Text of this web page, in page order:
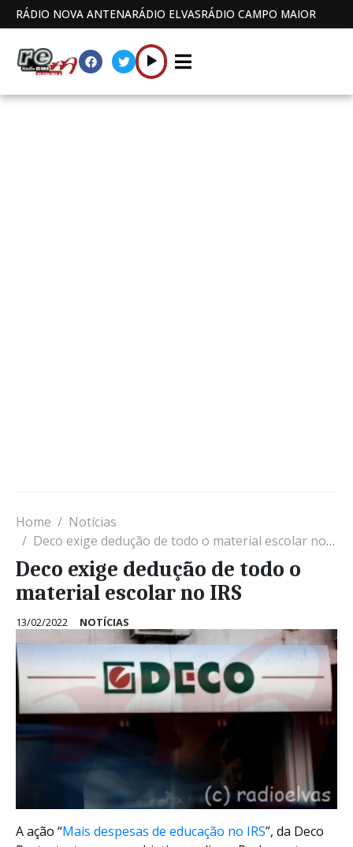
RÁDIO NOVA ANTENARÁDIO ELVASRÁDIO CAMPO MAIOR
Home
Notícias
Deco exige dedução de todo o material escolar no IRS
Deco exige dedução de todo o
material escolar no IRS
13/02/2022 NOTÍCIAS
A ação “Mais despesas de educação no IRS”, da Deco